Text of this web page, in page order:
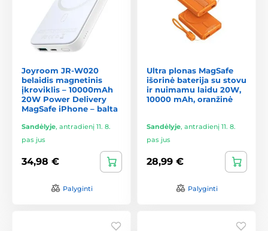
Joyroom JR-W020
belaidis magnetinis
įkroviklis – 10000mAh
20W Power Delivery
MagSafe iPhone – balta
Sandėlyje, antradienį 11. 8.
pas jus
34,98 €
Palyginti
Ultra plonas MagSafe
išorinė baterija su stovu
ir nuimamu laidu 20W,
10000 mAh, oranžinė
Sandėlyje, antradienį 11. 8.
pas jus
28,99 €
Palyginti